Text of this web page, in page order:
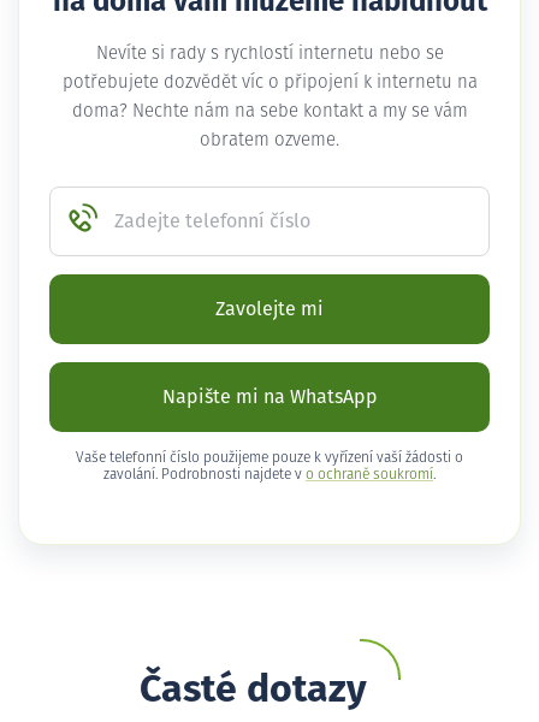
Nevíte si rady s rychlostí internetu nebo se
potřebujete dozvědět víc o připojení k internetu na
doma? Nechte nám na sebe kontakt a my se vám
obratem ozveme.
Zadejte telefonní číslo
Zavolejte mi
Napište mi na WhatsApp
Vaše telefonní číslo použijeme pouze k vyřízení vaší žádosti o
zavolání. Podrobnosti najdete v o ochraně soukromí .
Časté dotazy